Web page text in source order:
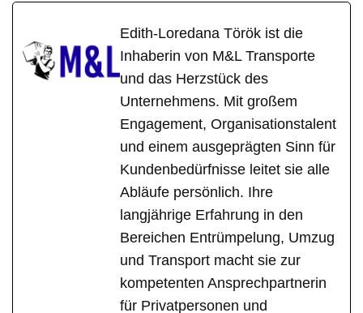
Edith-Loredana Török ist die
Inhaberin von M&L Transporte
und das Herzstück des
Unternehmens. Mit großem
Engagement, Organisationstalent
und einem ausgeprägten Sinn für
Kundenbedürfnisse leitet sie alle
Abläufe persönlich. Ihre
langjährige Erfahrung in den
Bereichen Entrümpelung, Umzug
und Transport macht sie zur
kompetenten Ansprechpartnerin
für Privatpersonen und